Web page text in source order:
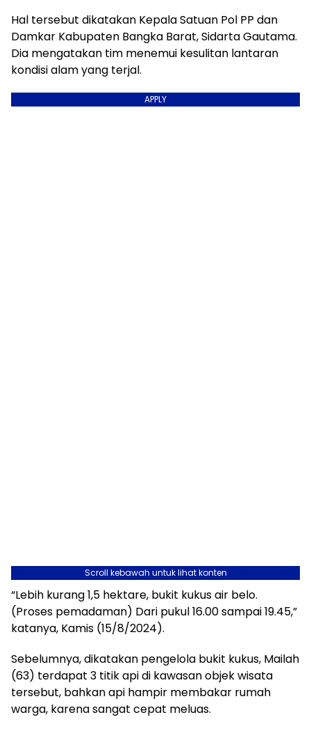
Hal tersebut dikatakan Kepala Satuan Pol PP dan
Damkar Kabupaten Bangka Barat, Sidarta Gautama.
Dia mengatakan tim menemui kesulitan lantaran
kondisi alam yang terjal.
APPLY
Scroll kebawah untuk lihat konten
“Lebih kurang 1,5 hektare, bukit kukus air belo.
(Proses pemadaman) Dari pukul 16.00 sampai 19.45,”
katanya, Kamis (15/8/2024).
Sebelumnya, dikatakan pengelola bukit kukus, Mailah
(63) terdapat 3 titik api di kawasan objek wisata
tersebut, bahkan api hampir membakar rumah
warga, karena sangat cepat meluas.